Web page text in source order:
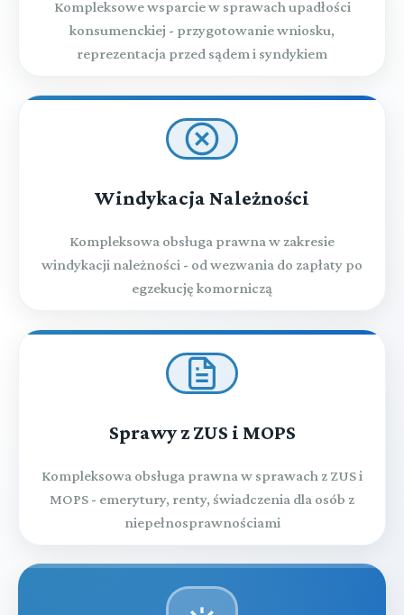
Kompleksowe wsparcie w sprawach upadłości
konsumenckiej - przygotowanie wniosku,
reprezentacja przed sądem i syndykiem
Windykacja Należności
Kompleksowa obsługa prawna w zakresie
windykacji należności - od wezwania do zapłaty po
egzekucję komorniczą
Sprawy z ZUS i MOPS
Kompleksowa obsługa prawna w sprawach z ZUS i
MOPS - emerytury, renty, świadczenia dla osób z
niepełnosprawnościami